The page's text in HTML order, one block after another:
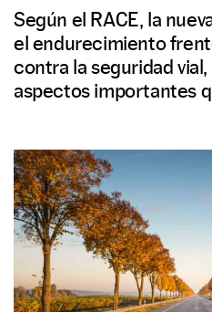
Según el RACE, la
el endurecimiento
contra la seguridad
aspectos importantes